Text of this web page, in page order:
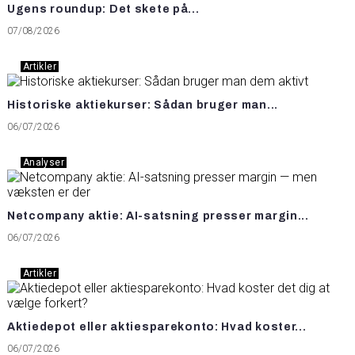
Ugens roundup: Det skete på...
07/08/2026
Artikler
Historiske aktiekurser: Sådan bruger man...
06/07/2026
Analyser
Netcompany aktie: AI-satsning presser margin...
06/07/2026
Artikler
Aktiedepot eller aktiesparekonto: Hvad koster...
06/07/2026